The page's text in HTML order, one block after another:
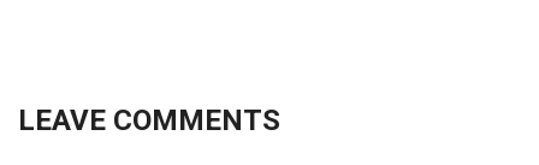
LEAVE COMMENTS